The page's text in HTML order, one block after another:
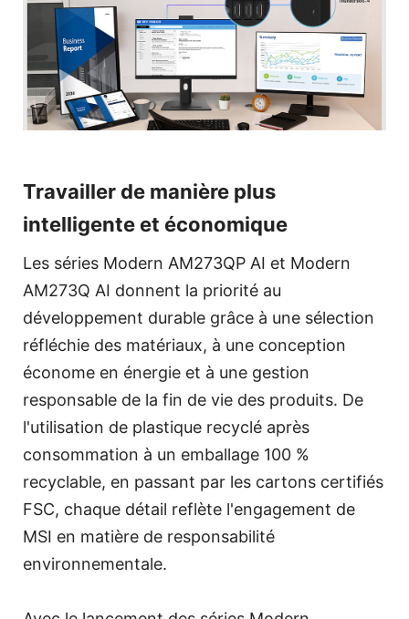
Travailler de manière plus
intelligente et économique
Les séries Modern AM273QP AI et Modern
AM273Q AI donnent la priorité au
développement durable grâce à une sélection
réfléchie des matériaux, à une conception
économe en énergie et à une gestion
responsable de la fin de vie des produits. De
l'utilisation de plastique recyclé après
consommation à un emballage 100 %
recyclable, en passant par les cartons certifiés
FSC, chaque détail reflète l'engagement de
MSI en matière de responsabilité
environnementale.